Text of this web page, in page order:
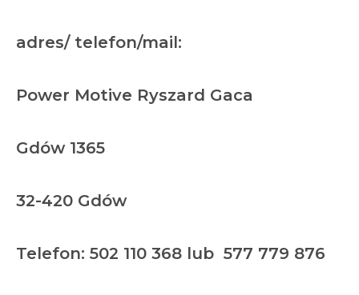
adres/ telefon/mail:
Power Motive Ryszard Gaca
Gdów 1365
32-420 Gdów
Telefon: 502 110 368 lub 577 779 876